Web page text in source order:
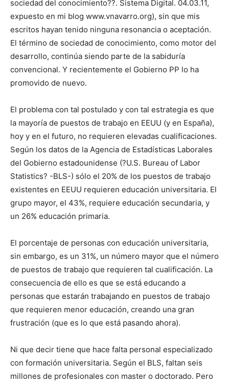
sociedad del conocimiento??. Sistema Digital. 04.03.11,
expuesto en mi blog www.vnavarro.org), sin que mis
escritos hayan tenido ninguna resonancia o aceptación.
El término de sociedad de conocimiento, como motor del
desarrollo, continúa siendo parte de la sabiduría
convencional. Y recientemente el Gobierno PP lo ha
promovido de nuevo.
El problema con tal postulado y con tal estrategia es que
la mayoría de puestos de trabajo en EEUU (y en España),
hoy y en el futuro, no requieren elevadas cualificaciones.
Según los datos de la Agencia de Estadísticas Laborales
del Gobierno estadounidense (?U.S. Bureau of Labor
Statistics? -BLS-) sólo el 20% de los puestos de trabajo
existentes en EEUU requieren educación universitaria. El
grupo mayor, el 43%, requiere educación secundaria, y
un 26% educación primaria.
El porcentaje de personas con educación universitaria,
sin embargo, es un 31%, un número mayor que el número
de puestos de trabajo que requieren tal cualificación. La
consecuencia de ello es que se está educando a
personas que estarán trabajando en puestos de trabajo
que requieren menor educación, creando una gran
frustración (que es lo que está pasando ahora).
Ni que decir tiene que hace falta personal especializado
con formación universitaria. Según el BLS, faltan seis
millones de profesionales con master o doctorado. Pero